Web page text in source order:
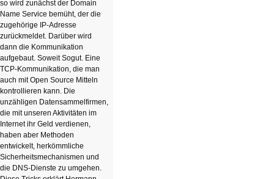
so wird zunächst der Domain
Name Service bemüht, der die
zugehörige IP-Adresse
zurückmeldet. Darüber wird
dann die Kommunikation
aufgebaut. Soweit Sogut. Eine
TCP-Kommunikation, die man
auch mit Open Source Mitteln
kontrollieren kann. Die
unzähligen Datensammelfirmen,
die mit unseren Aktivitäten im
Internet ihr Geld verdienen,
haben aber Methoden
entwickelt, herkömmliche
Sicherheitsmechanismen und
die DNS-Dienste zu umgehen.